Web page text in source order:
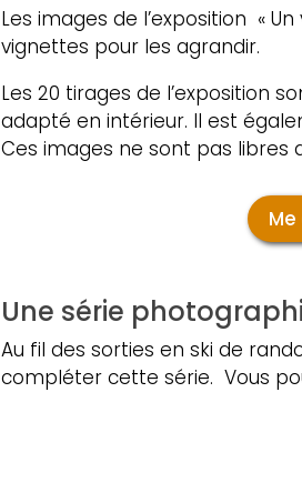
Les images de l’exposition «
vignettes pour les agrandir.
Les 20 tirages de l’exposition
adapté en intérieur. Il est
Ces images ne sont pas libres
Une série
Au fil des sorties en ski de
compléter cette série. Vous